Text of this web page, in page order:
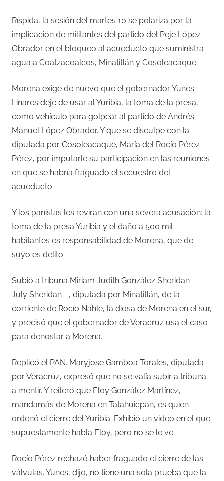
Ríspida, la sesión del martes 10 se polariza por la
implicación de militantes del partido del Peje López
Obrador en el bloqueo al acueducto que suministra
agua a Coatzacoalcos, Minatitlán y Cosoleacaque.
Morena exige de nuevo que el gobernador Yunes
Linares deje de usar al Yuribia, la toma de la presa,
como vehículo para golpear al partido de Andrés
Manuel López Obrador. Y que se disculpe con la
diputada por Cosoleacaque, María del Rocío Pérez
Pérez, por imputarle su participación en las reuniones
en que se habría fraguado el secuestro del
acueducto.
Y los panistas les reviran con una severa acusación: la
toma de la presa Yuribia y el daño a 500 mil
habitantes es responsabilidad de Morena, que de
suyo es delito.
Subió a tribuna Miriam Judith González Sheridan —
July Sheridan—, diputada por Minatitlán, de la
corriente de Rocío Nahle, la diosa de Morena en el sur,
y precisó que el gobernador de Veracruz usa el caso
para denostar a Morena.
Replicó el PAN. Maryjose Gamboa Torales, diputada
por Veracruz, expresó que no se valía subir a tribuna
a mentir. Y reiteró que Eloy González Martínez,
mandamás de Morena en Tatahuicpan, es quien
ordenó el cierre del Yuribia. Exhibió un video en el que
supuestamente habla Eloy, pero no se le ve.
Rocío Pérez rechazó haber fraguado el cierre de las
válvulas. Yunes, dijo, no tiene una sola prueba que la